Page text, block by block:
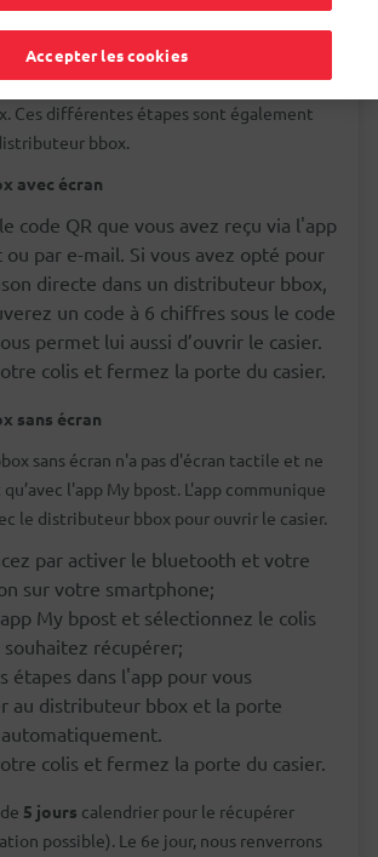
arrive dans le distributeur bbox, vous
Celui-ci détaille les étapes pour ouvrir le
Ces différentes étapes sont également
bbox.
avec écran
code QR que vous avez reçu via l'app
ou par e-mail. Si vous avez opté pour
directe dans un distributeur bbox,
un code à 6 chiffres sous le code
permet lui aussi d’ouvrir le casier.
colis et fermez la porte du casier.
sans écran
sans écran n'a pas d'écran tactile et ne
l'app My bpost. L'app communique
le distributeur bbox pour ouvrir le casier.
par activer le bluetooth et votre
sur votre smartphone;
My bpost et sélectionnez le colis
souhaitez récupérer;
étapes dans l'app pour vous
au distributeur bbox et la porte
colis et fermez la porte du casier.
5 jours calendrier pour le récupérer
possible). Le 6e jour, nous renverrons
Accepter les cookies